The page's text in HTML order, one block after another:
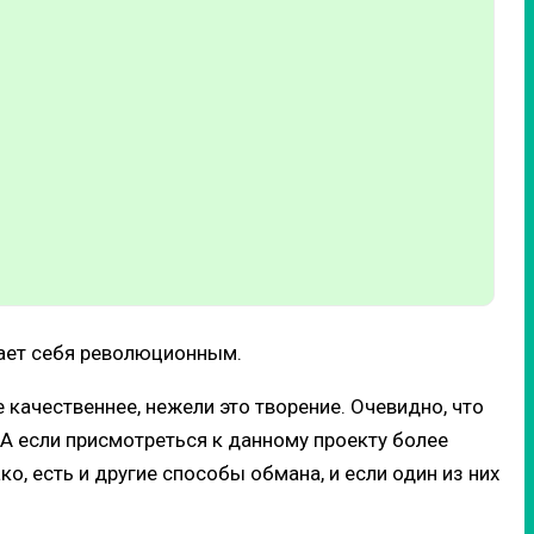
себя революционным.
нежели это творение. Очевидно, что
присмотреться к данному проекту более
есть и другие способы обмана, и если один из них